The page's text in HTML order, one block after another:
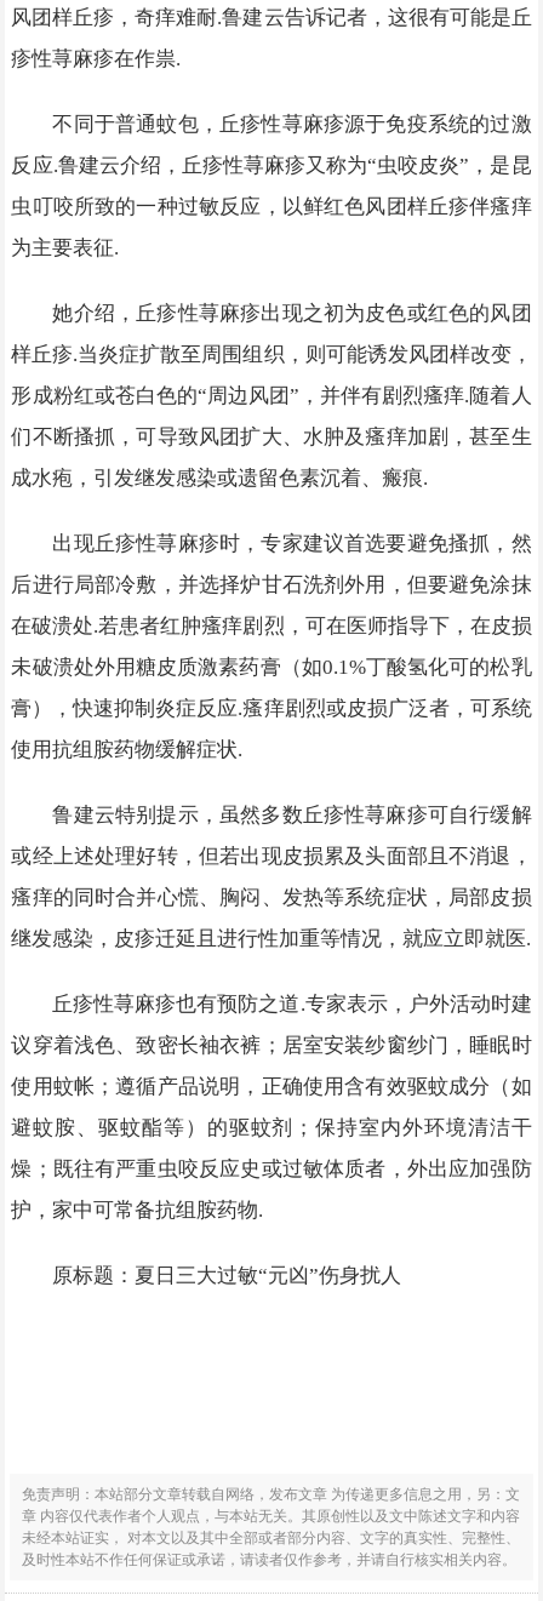
风团样丘疹，奇痒难耐.鲁建云告诉记者，这很有可能是丘
疹性荨麻疹在作祟.
不同于普通蚊包，丘疹性荨麻疹源于免疫系统的过激
反应.鲁建云介绍，丘疹性荨麻疹又称为“虫咬皮炎”，是昆
虫叮咬所致的一种过敏反应，以鲜红色风团样丘疹伴瘙痒
为主要表征.
她介绍，丘疹性荨麻疹出现之初为皮色或红色的风团
样丘疹.当炎症扩散至周围组织，则可能诱发风团样改变，
形成粉红或苍白色的“周边风团”，并伴有剧烈瘙痒.随着人
们不断搔抓，可导致风团扩大、水肿及瘙痒加剧，甚至生
成水疱，引发继发感染或遗留色素沉着、瘢痕.
出现丘疹性荨麻疹时，专家建议首选要避免搔抓，然
后进行局部冷敷，并选择炉甘石洗剂外用，但要避免涂抹
在破溃处.若患者红肿瘙痒剧烈，可在医师指导下，在皮损
未破溃处外用糖皮质激素药膏（如0.1%丁酸氢化可的松乳
膏），快速抑制炎症反应.瘙痒剧烈或皮损广泛者，可系统
使用抗组胺药物缓解症状.
鲁建云特别提示，虽然多数丘疹性荨麻疹可自行缓解
或经上述处理好转，但若出现皮损累及头面部且不消退，
瘙痒的同时合并心慌、胸闷、发热等系统症状，局部皮损
继发感染，皮疹迁延且进行性加重等情况，就应立即就医.
丘疹性荨麻疹也有预防之道.专家表示，户外活动时建
议穿着浅色、致密长袖衣裤；居室安装纱窗纱门，睡眠时
使用蚊帐；遵循产品说明，正确使用含有效驱蚊成分（如
避蚊胺、驱蚊酯等）的驱蚊剂；保持室内外环境清洁干
燥；既往有严重虫咬反应史或过敏体质者，外出应加强防
护，家中可常备抗组胺药物.
原标题：夏日三大过敏“元凶”伤身扰人
免责声明：本站部分文章转载自网络，发布文章 为传递更多信息之用，另：文
章 内容仅代表作者个人观点，与本站无关。其原创性以及文中陈述文字和内容
未经本站证实， 对本文以及其中全部或者部分内容、文字的真实性、完整性、
及时性本站不作任何保证或承诺，请读者仅作参考，并请自行核实相关内容。